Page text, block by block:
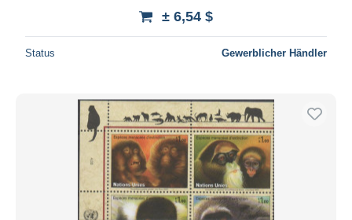
± 6,54 $
Status Gewerblicher Händler